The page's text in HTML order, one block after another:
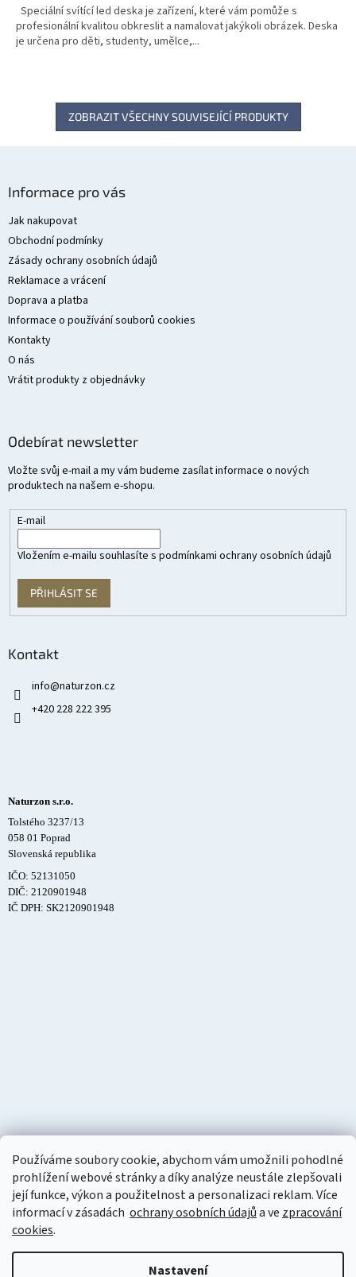
Používáme soubory cookie, abychom vám umožnili pohodlné
prohlížení webové stránky a díky analýze neustále zlepšovali
její funkce, výkon a použitelnost a personalizaci reklam. Více
informací v zásadách ochrany osobních údajůa ve zpracování
cookies.
Nastavení
Speciální svítící led deska je zařízení, které vám pomůže s
profesionální kvalitou obkreslit a namalovat jakýkoli obrázek. Deska
je určena pro děti, studenty, umělce,...
ZOBRAZIT VŠECHNY SOUVISEJÍCÍ PRODUKTY
Informace pro vás
Jak nakupovat
Obchodní podmínky
Zásady ochrany osobních údajů
Reklamace a vrácení
Doprava a platba
Informace o používání souborů cookies
Kontakty
O nás
Vrátit produkty z objednávky
Odebírat newsletter
Vložte svůj e-mail a my vám budeme zasílat informace o nových
produktech na našem e-shopu.
E-mail
Vložením e-mailu souhlasíte s podmínkami ochrany osobních údajů
PŘIHLÁSIT SE
Kontakt
info@naturzon.cz
+420 228 222 395
Naturzon s.r.o.
Tolstého 3237/13
058 01 Poprad
Slovenská republika
IČO: 52131050
DIČ: 2120901948
IČ DPH: SK2120901948
Vytvořil Shoptet